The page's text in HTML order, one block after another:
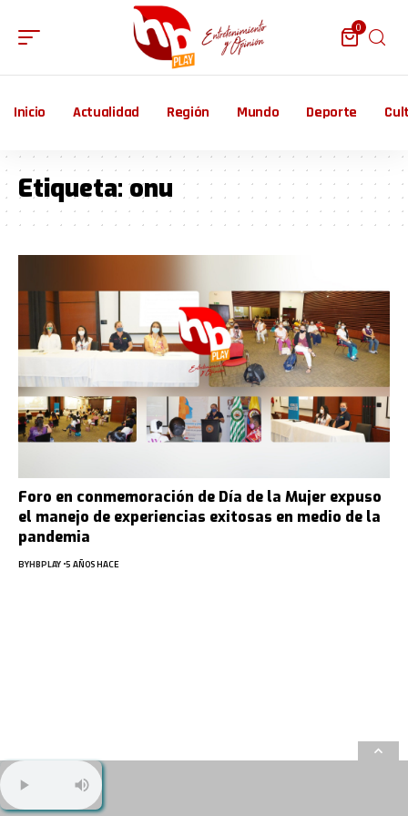
0
Inicio Actualidad Región Mundo Deporte
Etiqueta:onu
Foro en conmemoración de Día de la Mujer expuso
el manejo de experiencias exitosas en medio de la
pandemia
BYHBPLAY 5 AÑOS HACE